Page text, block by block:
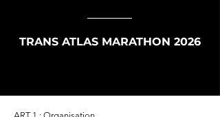
TRANS ATLAS MARATHON 2026